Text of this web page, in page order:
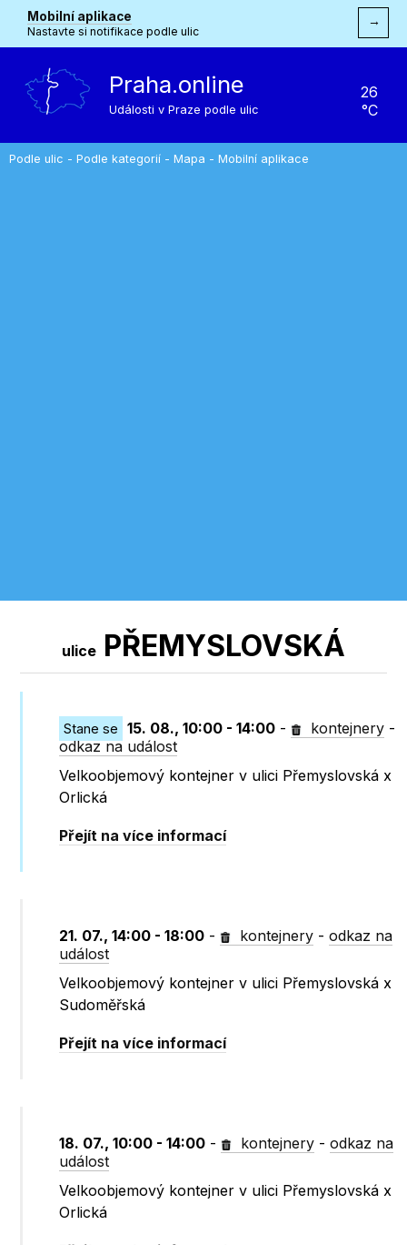
Mobilní aplikace
Nastavte si notifikace podle ulic
→
Praha.online
Události v Praze podle ulic
26
°C
Podle ulic - Podle kategorií - Mapa - Mobilní aplikace
ulice PŘEMYSLOVSKÁ
Stane se 15. 08., 10:00 - 14:00 - kontejnery -
odkaz na událost
Velkoobjemový kontejner v ulici Přemyslovská x
Orlická
Přejít na více informací
21. 07., 14:00 - 18:00 - kontejnery -odkaz na
událost
Velkoobjemový kontejner v ulici Přemyslovská x
Sudoměřská
Přejít na více informací
18. 07., 10:00 - 14:00 - kontejnery -odkaz na
událost
Velkoobjemový kontejner v ulici Přemyslovská x
Orlická